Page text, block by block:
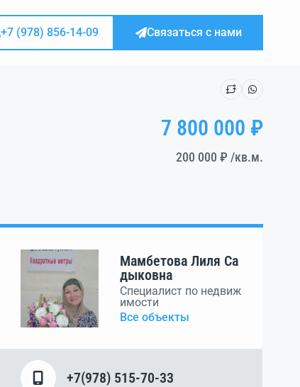
+7 (978) 856-14-09 Связаться с нами
7 800 000 ₽
200 000 ₽ /кв.м.
Мамбетова Лиля Са
дыковна
Специалист по недвиж
имости
Все объекты
+7(978) 515-70-33